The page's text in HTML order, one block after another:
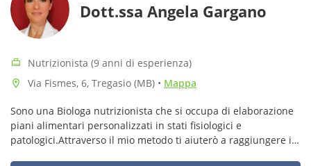
Dott.ssa Angela Gargano
Nutrizionista (9 anni di esperienza)
Via Fismes, 6, Tregasio (MB) • Mappa
Sono una Biologa nutrizionista che si occupa di elaborazione
piani alimentari personalizzati in stati fisiologici e
patologici.Attraverso il mio metodo ti aiuterò a raggiungere il